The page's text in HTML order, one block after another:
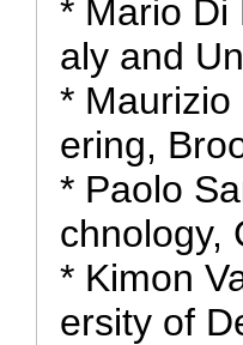
* Mario Di
aly and
* Maurizio
ering,
* Paolo
chnology,
* Kimon
ersity of